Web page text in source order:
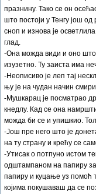
празнину. Тако се он
што постоји у Тенгу још
сноп и изнова је
глад.
-Она можда види и оно
изузетно. Ту заиста има
-Неописиво је леп тај
њу је на чудан начин
-Мушкарац је посматрао
кнедлу. Кад се она
можда би се и упишкио.
-Још пре него што је
на ту страну и крећу се
-Утисак о потпуно истом
одштампаном на папиру за
папиру и куцање уз помоћ
којима покушаваш да се